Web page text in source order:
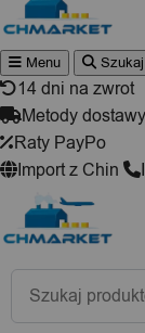
Wyszukiwarka
produktów
Menu Szukaj
14 dni na zwrot
Metody dostawy
Raty PayPo
Import z Chin
Wyszukiwarka
produktów